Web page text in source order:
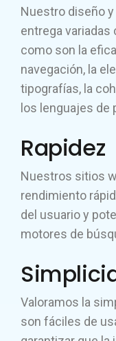
Nuestro diseño
entrega
como son la
navegación, la
tipografías, la
los lenguajes de
Rapidez
Nuestros sitios
rendimiento
del usuario y
motores de
Valoramos la
son fáciles de